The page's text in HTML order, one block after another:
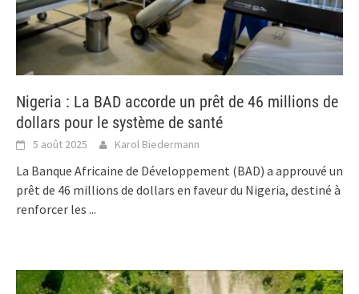
Nigeria : La BAD accorde un prêt de 46 millions de
dollars pour le système de santé
5 août 2025 Karol Biedermann
La Banque Africaine de Développement (BAD) a approuvé un
prêt de 46 millions de dollars en faveur du Nigeria, destiné à
renforcer les ...